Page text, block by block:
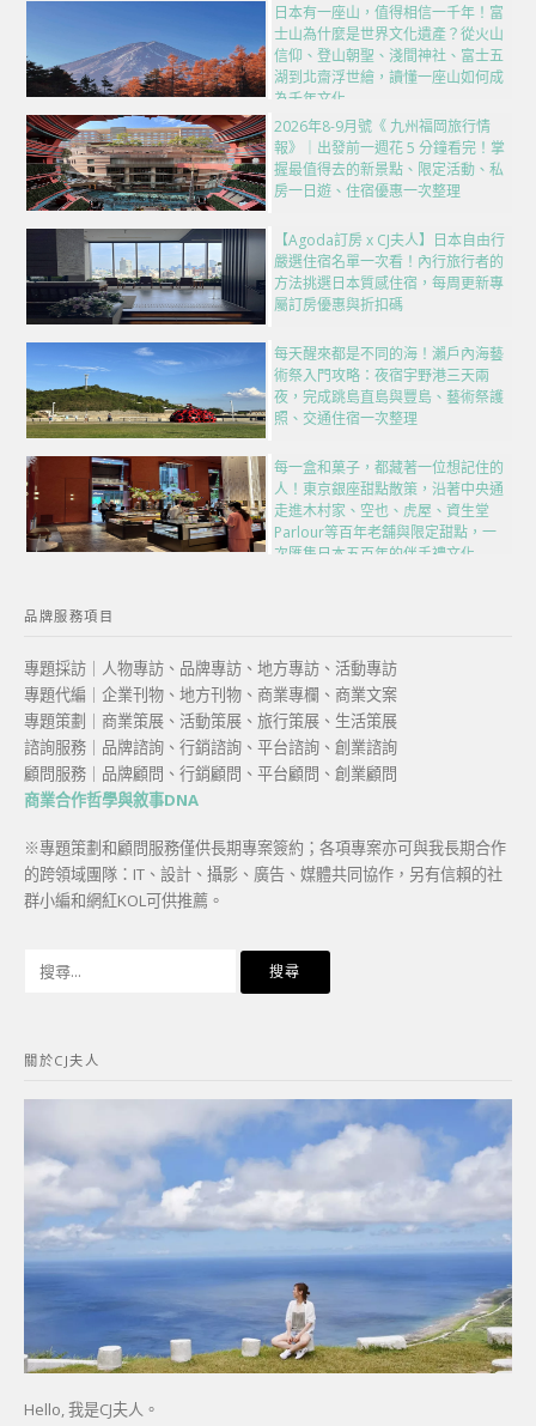
日本有一座山，值得相信一千年！富
士山為什麼是世界文化遺產？從火山
信仰、登山朝聖、淺間神社、富士五
湖到北齋浮世繪，讀懂一座山如何成
為千年文化
2026年8-9月號《 九州福岡旅行情
報》｜出發前一週花 5 分鐘看完！掌
握最值得去的新景點、限定活動、私
房一日遊、住宿優惠一次整理
【Agoda訂房 x CJ夫人】日本自由行
嚴選住宿名單一次看！內行旅行者的
方法挑選日本質感住宿，每周更新專
屬訂房優惠與折扣碼
每天醒來都是不同的海！瀨戶內海藝
術祭入門攻略：夜宿宇野港三天兩
夜，完成跳島直島與豐島、藝術祭護
照、交通住宿一次整理
每一盒和菓子，都藏著一位想記住的
人！東京銀座甜點散策，沿著中央通
走進木村家、空也、虎屋、資生堂
Parlour等百年老舖與限定甜點，一
次匯集日本五百年的伴手禮文化
品牌服務項目
專題採訪｜人物專訪、品牌專訪、地方專訪、活動專訪
專題代編｜企業刊物、地方刊物、商業專欄、商業文案
專題策劃｜商業策展、活動策展、旅行策展、生活策展
諮詢服務｜品牌諮詢、行銷諮詢、平台諮詢、創業諮詢
顧問服務｜品牌顧問、行銷顧問、平台顧問、創業顧問
商業合作哲學與敘事DNA
※專題策劃和顧問服務僅供長期專案簽約；各項專案亦可與我長期合作
的跨領域團隊：IT、設計、攝影、廣告、媒體共同協作，另有信賴的社
群小編和網紅KOL可供推薦。
字:
關於CJ夫人
Hello, 我是CJ夫人。